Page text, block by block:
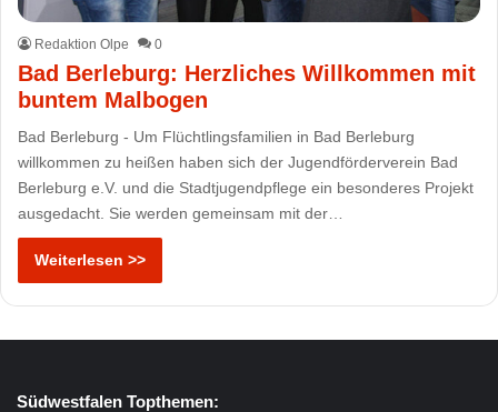
Redaktion Olpe 0
Bad Berleburg: Herzliches Willkommen mit
buntem Malbogen
Bad Berleburg - Um Flüchtlingsfamilien in Bad Berleburg
willkommen zu heißen haben sich der Jugendförderverein Bad
Berleburg e.V. und die Stadtjugendpflege ein besonderes Projekt
ausgedacht. Sie werden gemeinsam mit der…
Weiterlesen >>
Südwestfalen Topthemen: